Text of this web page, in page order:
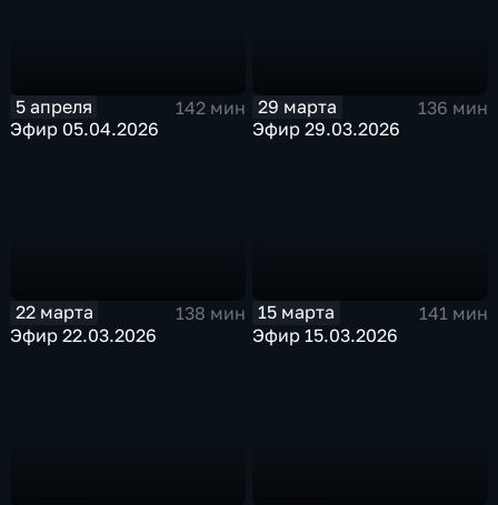
5 апреля
142 мин
Эфир 05.04.2026
29 марта
136 мин
Эфир 29.03.2026
22 марта
138 мин
Эфир 22.03.2026
15 марта
141 мин
Эфир 15.03.2026